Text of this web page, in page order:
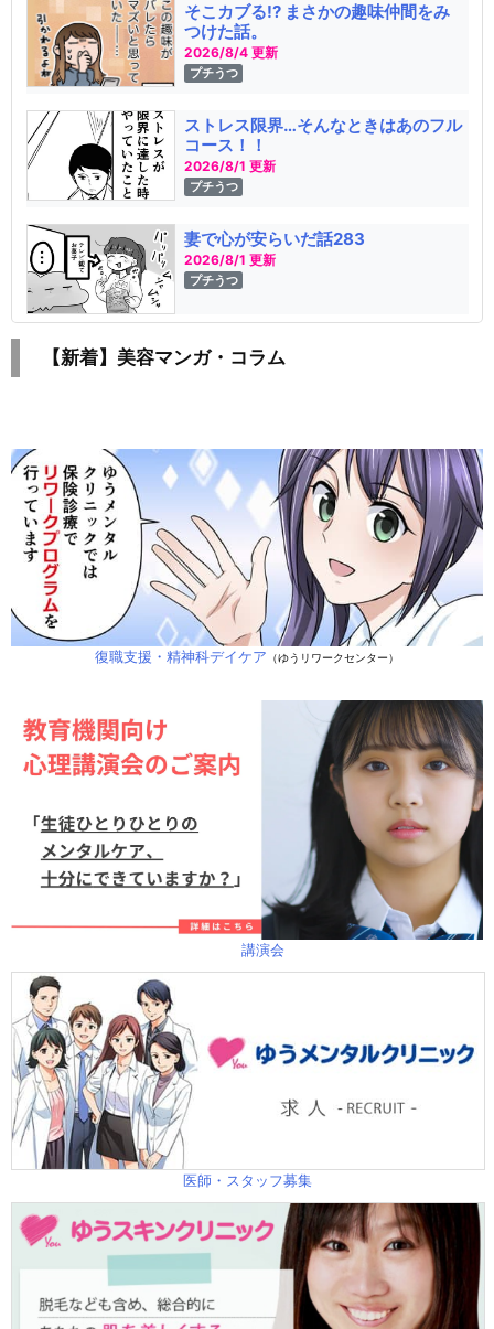
そこカブる!? まさかの趣味仲間をみ
つけた話。
2026/8/4 更新
プチうつ
ストレス限界…そんなときはあのフル
コース！！
2026/8/1 更新
プチうつ
妻で心が安らいだ話283
2026/8/1 更新
プチうつ
【新着】美容マンガ・コラム
復職支援・精神科デイケア （ゆうリワークセンター）
講演会
医師・スタッフ募集